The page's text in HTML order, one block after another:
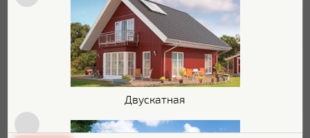
Защитный слой
Zn 60-100
(электролитический
способ нанесения 43 г/м²)
г/м2
Основа покрытия
Полиэфир
Эпоксидная серая
Стойкость к УФ Нет данных
Двускатная